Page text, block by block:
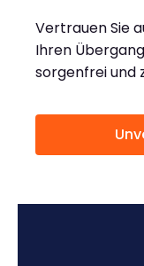
Vertrauen Sie
Ihren
sorgenfrei und